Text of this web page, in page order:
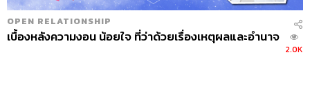
OPEN RELATIONSHIP
เบื้องหลังความงอน น้อยใจ ที่ว่าด้วยเรื่องเหตุผลและอำนาจ
2.0K